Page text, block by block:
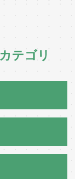
テゴリ